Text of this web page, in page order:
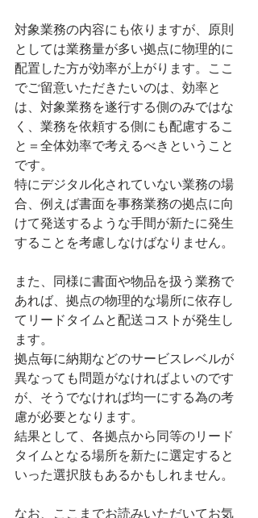
対象業務の内容にも依りますが、原則
としては業務量が多い拠点に物理的に
配置した方が効率が上がります。ここ
でご留意いただきたいのは、効率と
は、対象業務を遂行する側のみではな
く、業務を依頼する側にも配慮するこ
と＝全体効率で考えるべきということ
です。
特にデジタル化されていない業務の場
合、例えば書面を事務業務の拠点に向
けて発送するような手間が新たに発生
することを考慮しなけばなりません。
また、同様に書面や物品を扱う業務で
あれば、拠点の物理的な場所に依存し
てリードタイムと配送コストが発生し
ます。
拠点毎に納期などのサービスレベルが
異なっても問題がなければよいのです
が、そうでなければ均一にする為の考
慮が必要となります。
結果として、各拠点から同等のリード
タイムとなる場所を新たに選定すると
いった選択肢もあるかもしれません。
なお、ここまでお読みいただいてお気